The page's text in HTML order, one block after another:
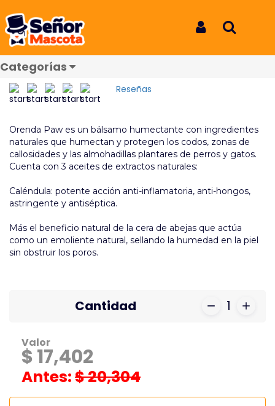
Categorías
Balsamo Orenda Calendula X
35 Gr
REF: 6989
Reseñas
Orenda Paw es un bálsamo humectante con ingredientes
naturales que humectan y protegen los codos, zonas de
callosidades y las almohadillas plantares de perros y gatos.
Cuenta con 3 aceites de extractos naturales:
Caléndula: potente acción anti-inflamatoria, anti-hongos,
astringente y antiséptica.
Más el beneficio natural de la cera de abejas que actúa
como un emoliente natural, sellando la humedad en la piel
sin obstruir los poros.
Cantidad 1
Valor
$ 17,402
Antes:$ 20,304